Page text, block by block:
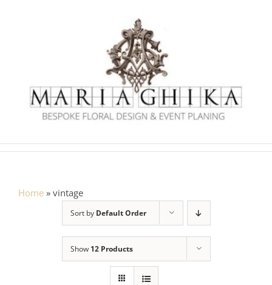
Home » vintage
Sort by Default Order
Show 12 Products